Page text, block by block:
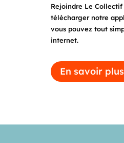
Rejoindre Le Collectif
télécharger notre
vous pouvez tout
internet.
En savoir